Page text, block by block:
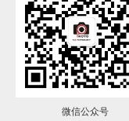
微信公众号